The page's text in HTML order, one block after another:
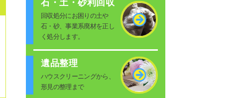
石・土・砂利回収
回収処分にお困りの土や
石・砂、事業系廃材を正し
く処分します。
遺品整理
ハウスクリーニングから、
形見の整理まで